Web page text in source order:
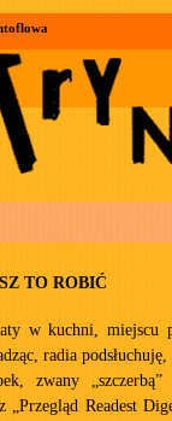
TO ROBIĆ
w kuchni, miejscu
radia
zwany
„Przegląd Readest